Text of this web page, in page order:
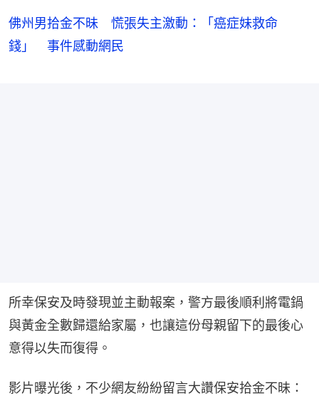
佛州男拾金不昧 慌張失主激動：「癌症妹救命
錢」 事件感動網民
所幸保安及時發現並主動報案，警方最後順利將電鍋
與黃金全數歸還給家屬，也讓這份母親留下的最後心
意得以失而復得。
影片曝光後，不少網友紛紛留言大讚保安拾金不昧：